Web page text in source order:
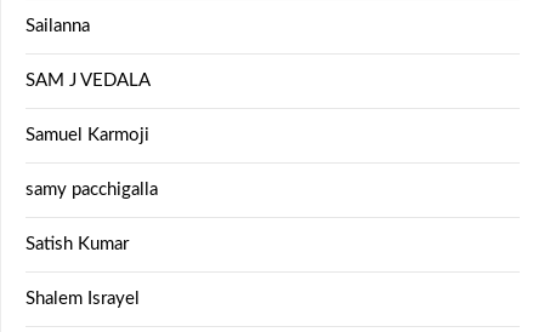
Sailanna
SAM J VEDALA
Samuel Karmoji
samy pacchigalla
Satish Kumar
Shalem Israyel